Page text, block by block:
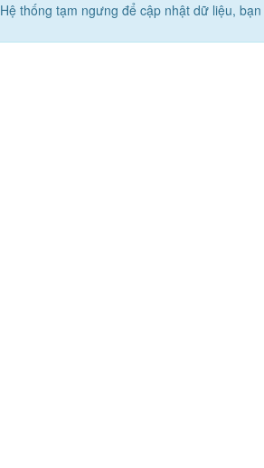
Hệ thống tạm ngưng để cập nhật dữ liệu,